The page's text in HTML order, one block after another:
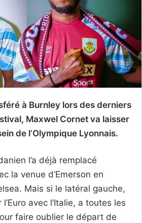
à Burnley lors des derniers
Maxwel Cornet va laisser
de l’Olympique Lyonnais.
l’a déjà remplacé
la venue d’Emerson en
Mais si le latéral gauche,
avec l’Italie, a toutes les
faire oublier le départ de